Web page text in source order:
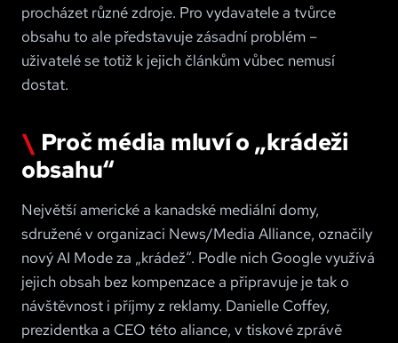
procházet různé zdroje. Pro vydavatele a tvůrce
obsahu to ale představuje zásadní problém –
uživatelé se totiž k jejich článkům vůbec nemusí
dostat.
Proč média mluví o „krádeži
obsahu“
Největší americké a kanadské mediální domy,
sdružené v organizaci News/Media Alliance, označily
nový AI Mode za „krádež“. Podle nich Google využívá
jejich obsah bez kompenzace a připravuje je tak o
návštěvnost i příjmy z reklamy. Danielle Coffey,
prezidentka a CEO této aliance, v tiskové zprávě